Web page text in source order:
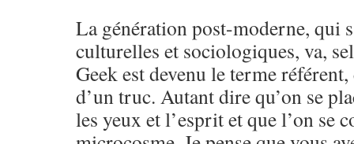
La génération post-moderne, qui
culturelles et sociologiques, va,
Geek est devenu le terme
d’un truc. Autant dire qu’on se
les yeux et l’esprit et que l’on se